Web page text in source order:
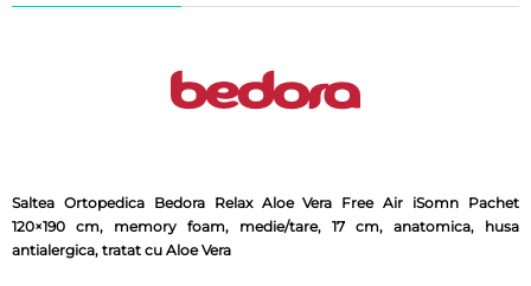
Saltea Ortopedica Bedora Relax Aloe Vera Free Air iSomn Pachet
120×190 cm, memory foam, medie/tare, 17 cm, anatomica, husa
antialergica, tratat cu Aloe Vera